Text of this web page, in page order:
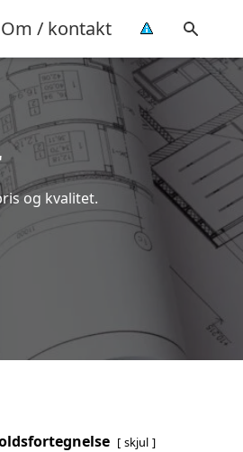
Om / kontakt
og kvalitet.
skjul